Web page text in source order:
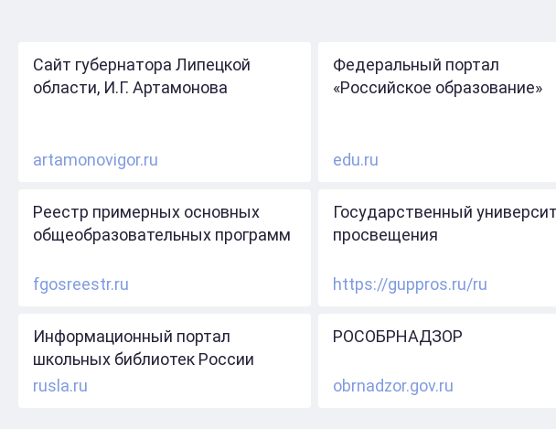
Сайт губернатора Липецкой
области, И.Г. Артамонова
artamonovigor.ru
Федеральный портал
«Российское образование»
edu.ru
Реестр примерных основных
общеобразовательных программ
fgosreestr.ru
Государственный
просвещения
https://guppros.ru/ru
Информационный портал
школьных библиотек России
rusla.ru
РОСОБРНАДЗОР
obrnadzor.gov.ru